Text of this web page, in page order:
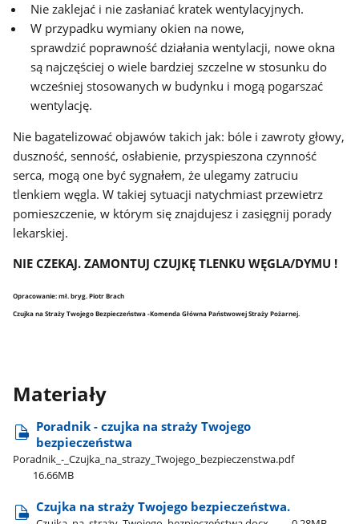
Nie zaklejać i nie zasłaniać kratek wentylacyjnych.
W przypadku wymiany okien na nowe,
sprawdzić poprawność działania wentylacji, nowe okna
są najczęściej o wiele bardziej szczelne w stosunku do
wcześniej stosowanych w budynku i mogą pogarszać
wentylację.
Nie bagatelizować objawów takich jak: bóle i zawroty głowy,
duszność, senność, osłabienie, przyspieszona czynność
serca, mogą one być sygnałem, że ulegamy zatruciu
tlenkiem węgla. W takiej sytuacji natychmiast przewietrz
pomieszczenie, w którym się znajdujesz i zasięgnij porady
lekarskiej.
NIE CZEKAJ. ZAMONTUJ CZUJKĘ TLENKU WĘGLA/DYMU !
Opracowanie: mł. bryg. Piotr Brach
Czujka na Straży Twojego Bezpieczeństwa -Komenda Główna Państwowej Straży Pożarnej.
Materiały
Poradnik - czujka na straży Twojego
bezpieczeństwa
Poradnik​_-​_Czujka​_na​_strazy​_Twojego​_bezpieczenstwa.pdf
16.66MB
Czujka na straży Twojego bezpieczeństwa.